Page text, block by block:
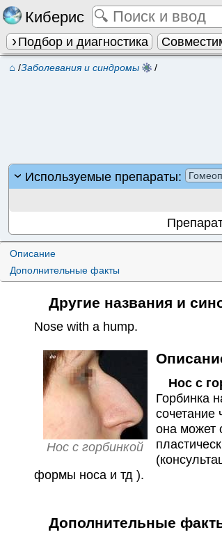
Киберис
Подбор и диагностика
⌂ /Заболевания и синдромы /
Используемые препараты:
Описание
Дополнительные факты
Другие названия и
Nose with a hump.
Нос с горбинкой
Нос с
Горбинка
сочетание
она может
формы носа и тд ).
Дополнительные